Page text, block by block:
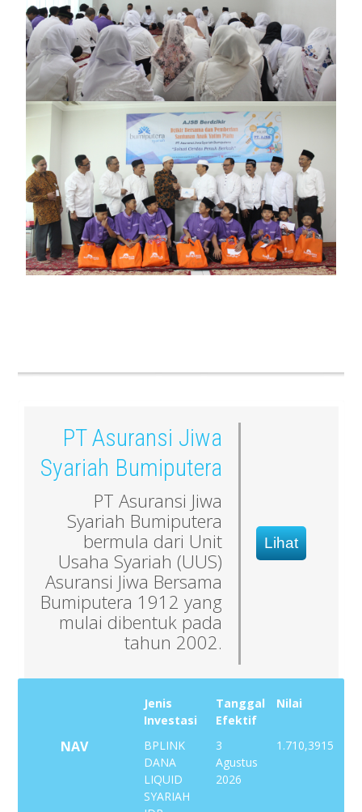
PT Asuransi Jiwa
Syariah Bumiputera
PT Asuransi Jiwa
Syariah Bumiputera
bermula dari Unit
Usaha Syariah (UUS)
Asuransi Jiwa Bersama
Bumiputera 1912 yang
mulai dibentuk pada
tahun 2002.
Lihat
Jenis
Investasi
Tanggal
Efektif
Nilai
NAV
BPLINK
DANA
LIQUID
SYARIAH
3
Agustus
2026
1.710,3915